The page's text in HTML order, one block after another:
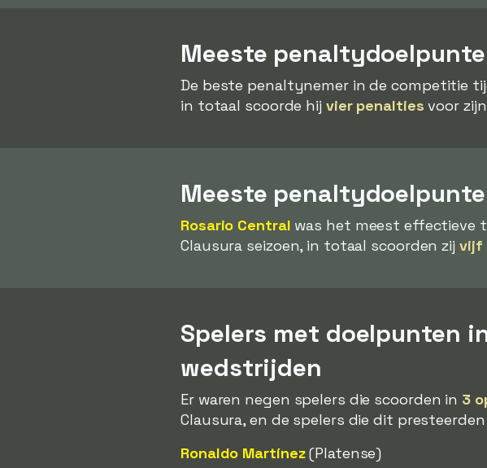
Meeste
De beste penaltynemer in de competitie
in totaal scoorde hij vier penalties voor
Meeste
Rosario Central was het meest effectieve
Clausura seizoen, in totaal scoorden zij vijf
Spelers met doelpunten
wedstrijden
Er waren negen spelers die scoorden in 3
Clausura, en de spelers die dit presteerden
Ronaldo Martínez(Platense)